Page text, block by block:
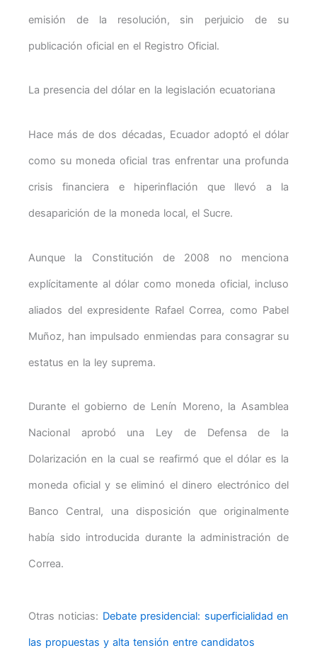
emisión de la resolución, sin perjuicio de su
publicación oficial en el Registro Oficial.
La presencia del dólar en la legislación ecuatoriana
Hace más de dos décadas, Ecuador adoptó el dólar
como su moneda oficial tras enfrentar una profunda
crisis financiera e hiperinflación que llevó a la
desaparición de la moneda local, el Sucre.
Aunque la Constitución de 2008 no menciona
explícitamente al dólar como moneda oficial, incluso
aliados del expresidente Rafael Correa, como Pabel
Muñoz, han impulsado enmiendas para consagrar su
estatus en la ley suprema.
Durante el gobierno de Lenín Moreno, la Asamblea
Nacional aprobó una Ley de Defensa de la
Dolarización en la cual se reafirmó que el dólar es la
moneda oficial y se eliminó el dinero electrónico del
Banco Central, una disposición que originalmente
había sido introducida durante la administración de
Correa.
Otras noticias: Debate presidencial: superficialidad en
las propuestas y alta tensión entre candidatos